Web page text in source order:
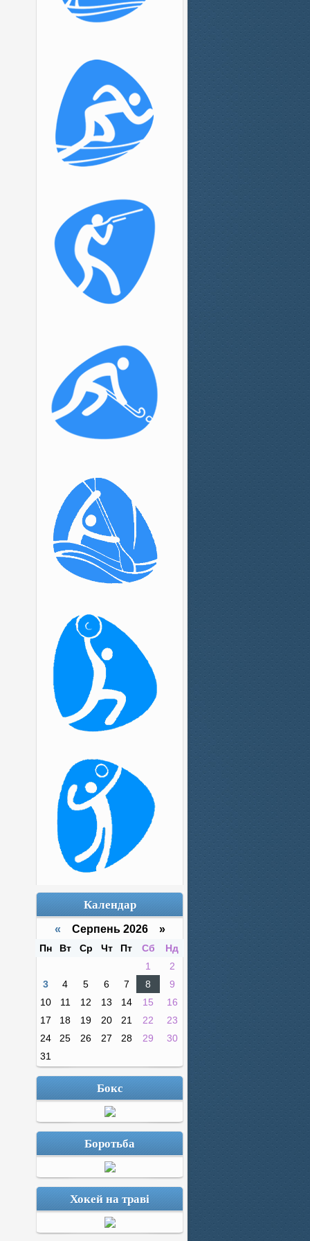
Календар
« Серпень 2026 »
Пн Вт Ср Чт Пт Сб
Нд
1
2
3
4 5 6 7 8
9
10
11 12 13 14 15
16
17
18 19 20 21 22
23
24
25 26 27 28 29
30
31
Бокс
Боротьба
Хокей на траві